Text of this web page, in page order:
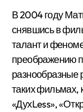
В 2004 году
снявшись в
талант и
преображению
разнообразные
таких фильмах,
«ДухLess»,